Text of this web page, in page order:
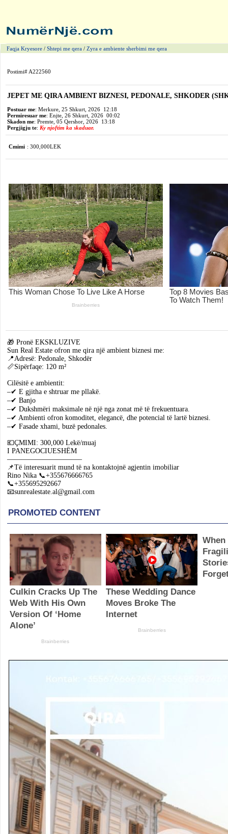
Faqja Kryesore / Shtepi me qera / Zyra e ambiente sherbimi me qera
Postimi# A222560
JEPET ME QIRA AMBIENT BIZNESI, PEDONALE, SHKODER
Postuar me: Merkure, 25 Shkurt, 2026 12:18
Permiresuar me: Enjte, 26 Shkurt, 2026 00:02
Skadon me: Premte, 05 Qershor, 2026 13:18
Pergjigju te: Ky njoftim ka skaduar.
Cmimi : 300,000LEK
🎁 Pronë EKSKLUZIVE
Sun Real Estate ofron me qira një ambient biznesi me:
📍Adresë: Pedonale, Shkodër
📏Sipërfaqe: 120 m²
Cilësitë e ambientit:
–✔ E gjitha e shtruar me pllakë.
–✔ Banjo
–✔ Dukshmëri maksimale në një nga zonat më të frekuentuara.
–✔ Ambienti ofron komoditet, elegancë, dhe potencial të lartë biznesi.
–✔ Fasade xhami, buzë pedonales.
💶ÇMIMI: 300,000 Lekë/muaj
I PANEGOCIUESHËM
——————————–
📌Të interesuarit mund të na kontaktojnë agjentin imobiliar
Rino Nika 📞+355676666765
📞+355695292667
📧sunrealestate.al@gmail.com